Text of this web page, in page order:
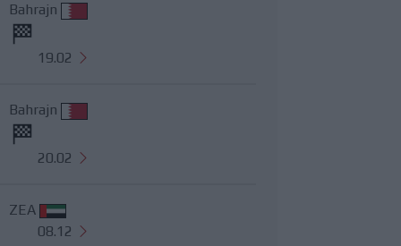
Bahrajn
19.02
Bahrajn
20.02
ZEA
08.12